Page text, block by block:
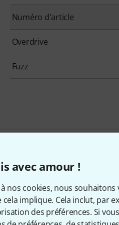
avec amour !
à nos cookies, nous
cela implique. Cela inclut, par
des préférences. Si
Numéro d'article
Overdrive
Fuzz
ont